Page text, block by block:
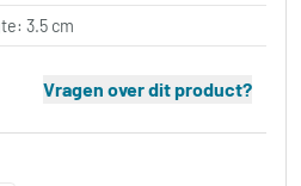
3.5 cm
Vragen over dit product?